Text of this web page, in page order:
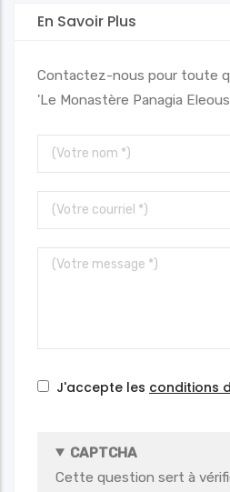
En Savoir Plus
Contactez-nous pour toute
'Le Monastère Panagia
Votre
nom
Votre
courriel
Votre
J'accepte les conditions
CAPTCHA
Cette question sert à